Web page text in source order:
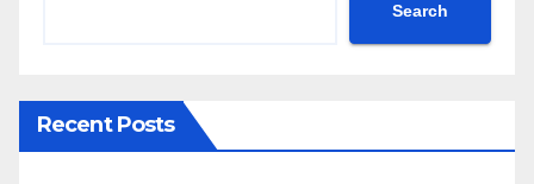
Search
Recent Posts